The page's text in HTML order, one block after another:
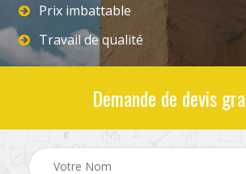
Prix imbattable
Travail de qualité
Demande de devis